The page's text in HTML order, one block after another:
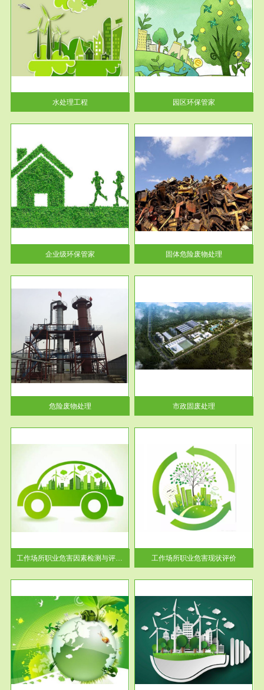
水处理工程
服务范围
园区环保管家
2016 年 4 月，环保部下发《关
于积极发挥环境保护作用促进供
给侧结...
园区环保管家
企业级环保管家
服务范围
固体危险废物处理
固体废物解释：固体废物是指人
们在生产建设、日常生活和其他
活动中...
固体危险废物处理
危险废物处理
服务范围
市政固废处理
蔚蓝生态环境科技所从事的市政
废物处理业务包括市政废物的处
理处...
市政固废处理
工作场所职业危害因素检测与评价...
服务范围
工作场所职业危害现状评价
【现状评价意义】：具体因素---
-通过质谱分析等多种手段明确
工作场...
工作场所职业危害现状评价
服务范围
废气测试
检测范围工业废气检测包括有机
废气和无机废气。有机废气主要